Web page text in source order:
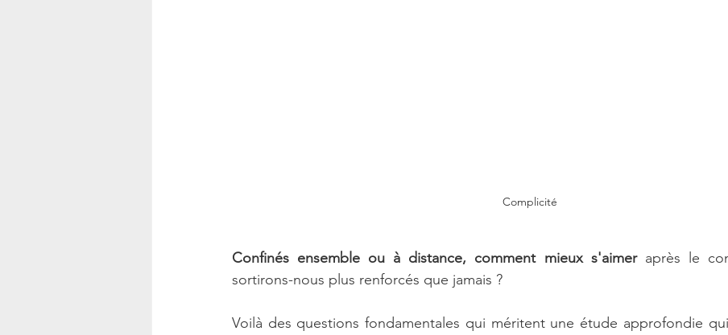
Complicité
Confinés ensemble ou à distance, comment mieux s'aimer après le
sortirons-nous plus renforcés que jamais ?
Voilà des questions fondamentales qui méritent une étude approfondie